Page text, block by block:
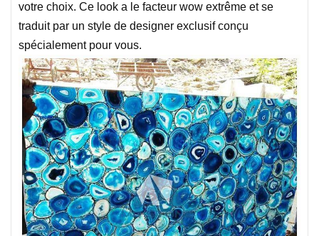
votre choix. Ce look a le facteur wow extrême et se
traduit par un style de designer exclusif conçu
spécialement pour vous.